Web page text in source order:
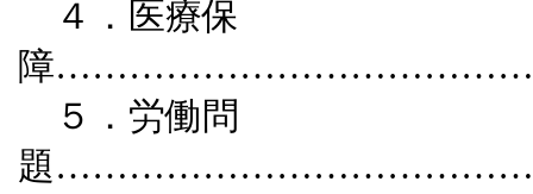
４．医療保
障
５．労働問
題